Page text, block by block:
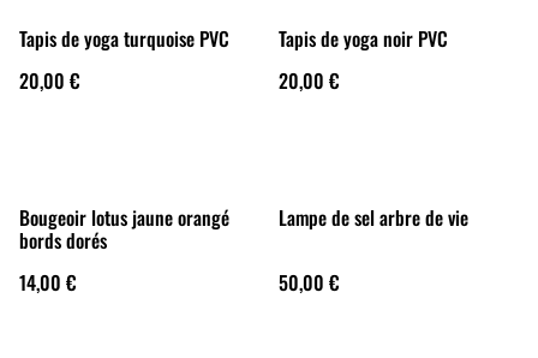
Tapis de yoga turquoise PVC
20,00 €
Tapis de yoga noir PVC
20,00 €
Bougeoir lotus jaune orangé
bords dorés
14,00 €
Lampe de sel arbre de vie
50,00 €